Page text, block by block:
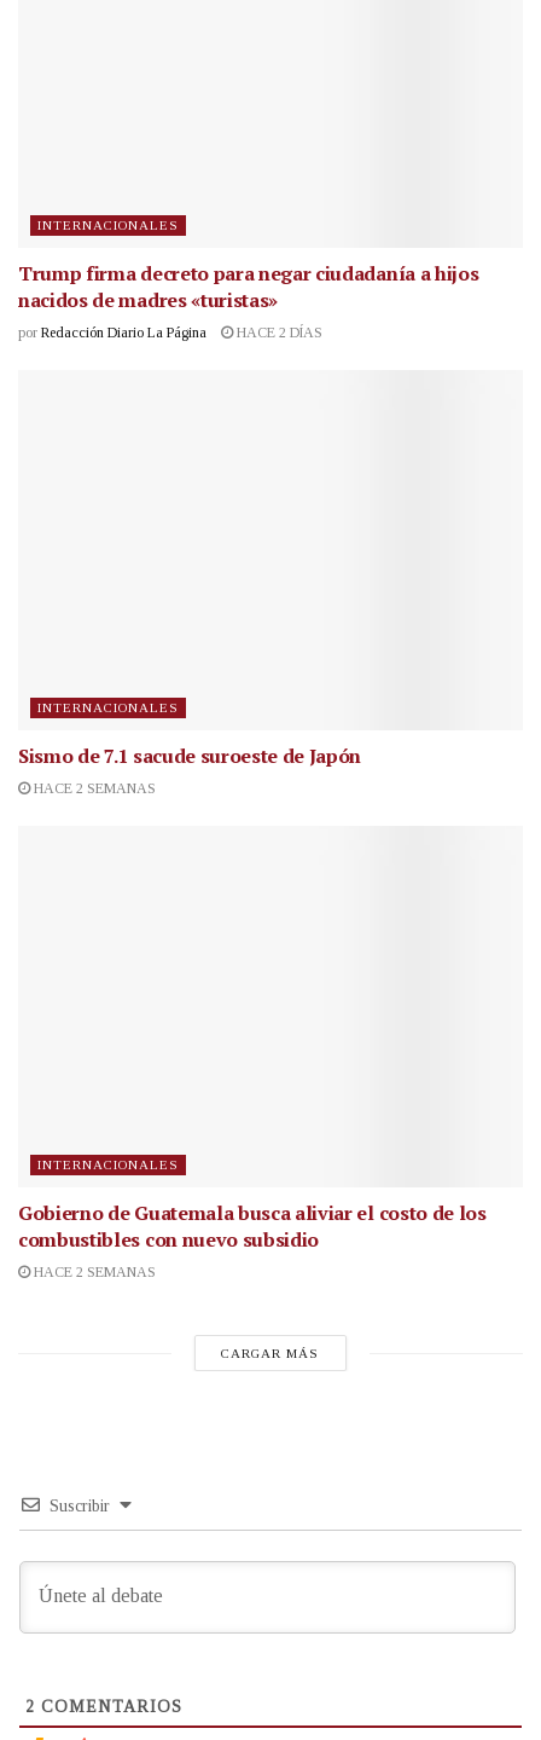
INTERNACIONALES
Trump firma decreto para negar ciudadanía a hijos
nacidos de madres «turistas»
por Redacción Diario La Página HACE 2 DÍAS
INTERNACIONALES
Sismo de 7.1 sacude suroeste de Japón
HACE 2 SEMANAS
INTERNACIONALES
Gobierno de Guatemala busca aliviar el costo de los
combustibles con nuevo subsidio
HACE 2 SEMANAS
CARGAR MÁS
Suscribir
2 COMENTARIOS